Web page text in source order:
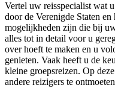
Vertel uw reisspecialist wat
door de Verenigde Staten
mogelijkheden zijn die bij
alles tot in detail voor u
over hoeft te maken en u
genieten. Vaak heeft u de
kleine groepsreizen. Op
andere reizigers te